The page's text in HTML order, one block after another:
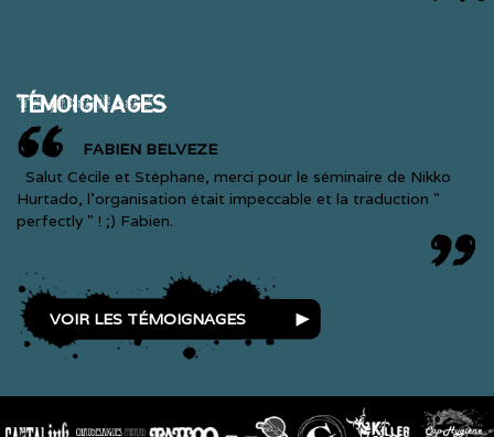
TÉMOIGNAGES
FABIEN BELVEZE
Salut Cécile et Stéphane, merci pour le séminaire de Nikko
Hurtado, l'organisation était impeccable et la traduction "
perfectly " ! ;) Fabien.
VOIR LES TÉMOIGNAGES